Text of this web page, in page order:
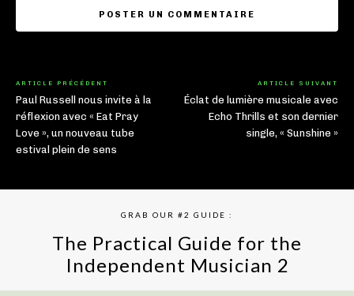
ARTICLE PRÉCÉDENT
Paul Russell nous invite à la
réflexion avec « Eat Pray
Love », un nouveau tube
estival plein de sens
ARTICLE SUIVANT
Éclat de lumière musicale avec
Echo Thrills et son dernier
single, « Sunshine »
GRAB OUR #2 GUIDE :
The Practical Guide for the
Independent Musician 2